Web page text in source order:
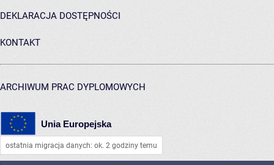
DEKLARACJA DOSTĘPNOŚCI
KONTAKT
ARCHIWUM PRAC DYPLOMOWYCH
Unia Europejska
ostatnia migracja danych: ok. 2 godziny temu